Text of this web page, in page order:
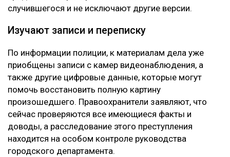
случившегося и не исключают другие версии.
Изучают записи и переписку
По информации полиции, к материалам дела уже
приобщены записи с камер видеонаблюдения, а
также другие цифровые данные, которые могут
помочь восстановить полную картину
произошедшего. Правоохранители заявляют, что
сейчас проверяются все имеющиеся факты и
доводы, а расследование этого преступления
находится на особом контроле руководства
городского департамента.